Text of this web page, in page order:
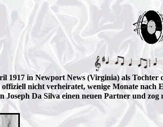
1917 in Newport News (Virginia) als
nicht verheiratet, wenige Monate
Joseph Da Silva einen neuen Partner und zog